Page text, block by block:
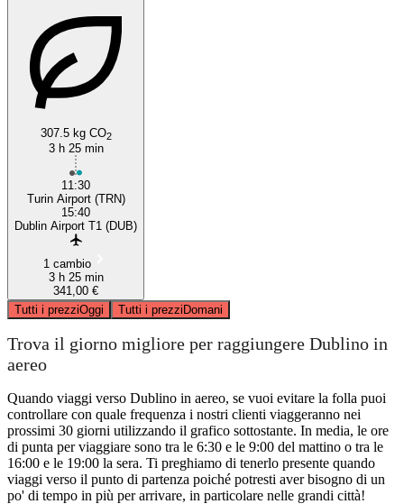
307.5 kg CO2
3 h 25 min
11:30
Turin Airport (TRN)
15:40
Dublin Airport T1 (DUB)
1 cambio
3 h 25 min
341,00 €
Tutti i prezziOggi Tutti i prezziDomani
Trova il giorno migliore per raggiungere Dublino in
aereo
Quando viaggi verso Dublino in aereo, se vuoi evitare la folla puoi
controllare con quale frequenza i nostri clienti viaggeranno nei
prossimi 30 giorni utilizzando il grafico sottostante. In media, le ore
di punta per viaggiare sono tra le 6:30 e le 9:00 del mattino o tra le
16:00 e le 19:00 la sera. Ti preghiamo di tenerlo presente quando
viaggi verso il punto di partenza poiché potresti aver bisogno di un
po' di tempo in più per arrivare, in particolare nelle grandi città!